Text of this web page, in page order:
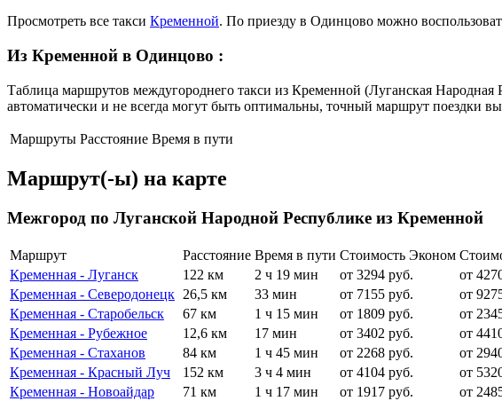
Просмотреть все такси Кременной. По приезду в Одинцово можно
Из Кременной в Одинцово :
Таблица маршрутов междугороднего такси из Кременной (Луганская
автоматически и не всегда могут быть оптимальны, точный маршрут поездки
Маршруты Расстояние Время в пути
Маршрут(-ы) на карте
Межгород по Луганской Народной Республике из Кременной
Маршрут Расстояние Время в пути Стоимость Эконом
Кременная - Луганск
122 км 2 ч 19 мин от 3294 руб.
от
Кременная - Северодонецк 26,5 км 33 мин от 7155 руб.
от
Кременная - Старобельск
67 км 1 ч 15 мин от 1809 руб.
от
Кременная - Рубежное
12,6 км 17 мин от 3402 руб.
от
Кременная - Стаханов
84 км 1 ч 45 мин от 2268 руб.
от
Кременная - Красный Луч
152 км 3 ч 4 мин от 4104 руб.
от
Кременная - Новоайдар
71 км 1 ч 17 мин от 1917 руб.
от